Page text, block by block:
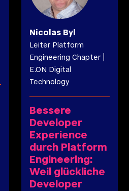
Nicolas Byl
Leiter Platform
Engineering Chapter
E.ON Digital
Technology
Bessere
Developer
Experience
durch Platform
Engineering:
Weil glückliche
Developer